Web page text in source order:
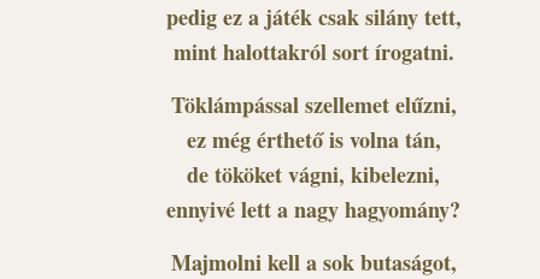
pedig ez a játék csak silány tett,
mint halottakról sort írogatni.
Töklámpással szellemet elűzni,
ez még érthető is volna tán,
de tököket vágni, kibelezni,
ennyivé lett a nagy hagyomány?
Majmolni kell a sok butaságot,